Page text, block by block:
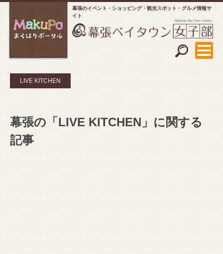
幕張のイベント・ショッピング
観光スポット・グルメ情報サ
イト
LIVE KITCHEN
幕張の「LIVE KITCHEN」に関する
記事